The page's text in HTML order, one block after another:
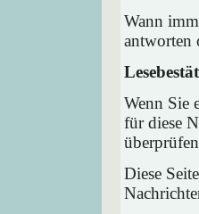
Wann
antworten
Wenn Sie
für diese
Diese